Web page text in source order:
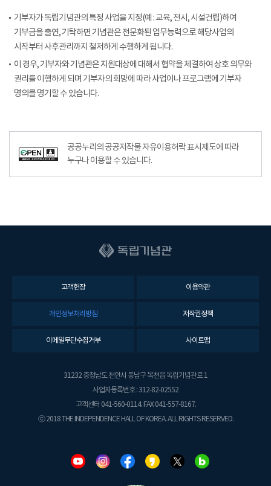
기부자가 독립기념관의 특정 사업을 지정(예 : 교육, 전시, 시설건립)하여
기부금을 출연, 기탁하면 기념관은 전문화된 업무능력으로 해당사업의
시작부터 사후관리까지 철저하게 수행하게 됩니다.
이 경우, 기부자와 기념관은 지원대상에 대해서 협약을 체결하여 상호 의무와
권리를 이행하게 되며 기부자의 희망에 따라 사업이나 프로그램에 기부자
명의를 명기할 수 있습니다.
공공누리공공저작물자유이용허락–출처표시이미지
공공누리의 공공저작물 자유이용허락 표시제도에 따라
누구나 이용할 수 있습니다.
고객헌장 이용약관
개인정보처리방침 저작권정책
이메일무단수집거부 사이트맵
31232 충청남도 천안시 동남구 목천읍 독립기념관로 1
사업자등록번호 : 312-82-02552
고객센터 041-560-0114. FAX 041-557-8167.
ⓒ 2018 THE INDEPENDENCE HALL OF KOREA. ALL RIGHTS RESERVED.